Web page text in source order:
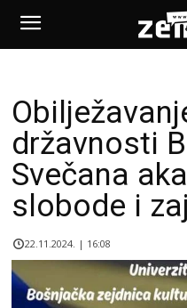
državnosti
Svečana
slobode i
22.11.2024. | 16:08